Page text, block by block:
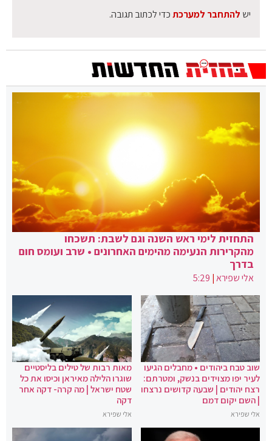
יש להתחבר למערכתכדי לכתוב תגובה.
התחזית לימי ראש השנה וגם לשבת: תשכחו
מהקרירות הנעימה מהימים האחרונים • שרב ועומס חום
בדרך
אלי שפירא|
5:29
שוב טבח ביהודים • מחבלים הגיעו
לעיר יפו מצוידים בנשק, ומטרתם:
רצח יהודים | שבעה קדושים נרצחו
| השם יקום דמם
אלי שפירא
מאות רבות של טילים בליסטיים
שוגרו הלילה מאיראן וכיסו את כל
שטח ישראל | מה קרה- דקה אחר
דקה
אלי שפירא